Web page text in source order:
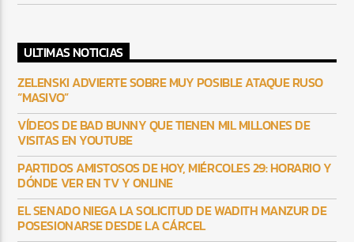
ULTIMAS NOTICIAS
ZELENSKI ADVIERTE SOBRE MUY POSIBLE ATAQUE RUSO
“MASIVO”
VÍDEOS DE BAD BUNNY QUE TIENEN MIL MILLONES DE
VISITAS EN YOUTUBE
PARTIDOS AMISTOSOS DE HOY, MIÉRCOLES 29: HORARIO Y
DÓNDE VER EN TV Y ONLINE
EL SENADO NIEGA LA SOLICITUD DE WADITH MANZUR DE
POSESIONARSE DESDE LA CÁRCEL